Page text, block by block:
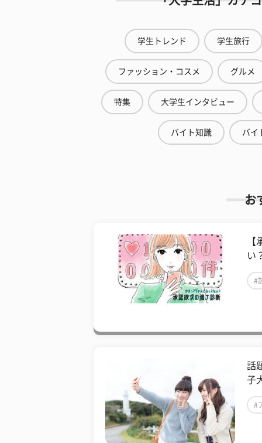
学生トレンド 学生旅行
ファッション・コスメ グルメ
特集 大学生インタビュー
バイト知識 バイ
お
【
い
#
話
子
#